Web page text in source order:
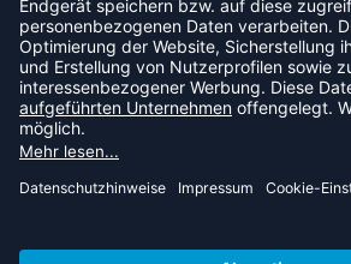
NEUIGKEIT ODER AKTION MEHR.
JETZT ANMELDEN